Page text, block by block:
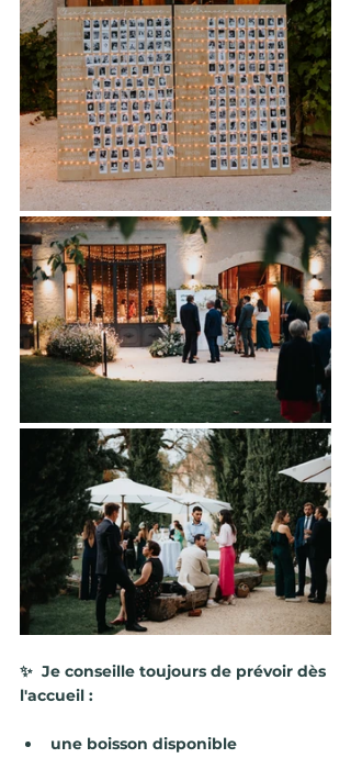
✨  Je conseille toujours de prévoir dès
l'accueil :
une boisson disponible